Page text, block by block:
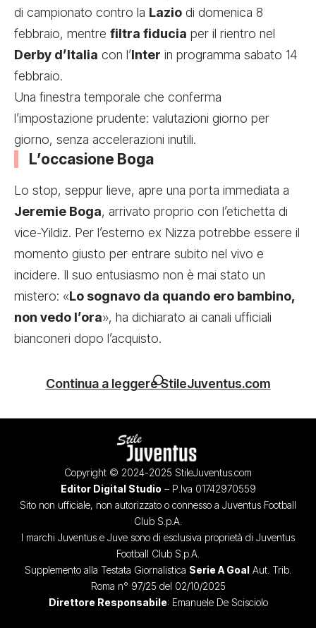
di campionato contro la Lazio di domenica 8
febbraio, mentre filtra fiducia per il rientro nel
Derby d’Italia con l’Inter in programma sabato 14
febbraio.
Una finestra temporale che conferma
l’impostazione prudente: valutazioni giorno per
giorno, senza accelerazioni inutili.
L’occasione Boga
Lo stop, seppur lieve, apre una porta immediata a
Jeremie Boga, arrivato proprio con l’etichetta di
vice-Yildiz. Per l’esterno ex Nizza potrebbe essere il
momento giusto per entrare subito nel vivo e
incidere. Il suo entusiasmo non è mai stato un
mistero: «Lo sognavo da quando ero bambino,
non vedo l’ora», ha dichiarato ai canali ufficiali
bianconeri dopo l’acquisto.
Continua a leggere StileJuventus.com
Copyright © 2024-2025 StileJuventus.com
Editor Digital Studio – P.Iva 01742970559
Sito non ufficiale, non autorizzato o connesso a Juventus Football
Club S.p.A.
I marchi Juventus e Juve sono di esclusiva proprietà di Juventus
Football Club S.p.A.
Supplemento alla Testata Giornalistica Serie A Goal Aut. Trib.
Roma n° 97/25 del 02/10/2025
Direttore Responsabile: Emanuele De Scisciolo